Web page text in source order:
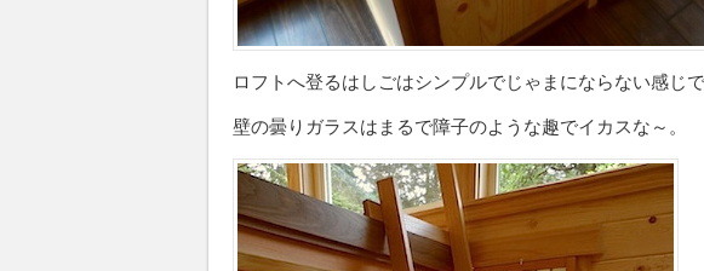
ロフトへ登るはしごはシンプルでじゃまにならない感じで
壁の曇りガラスはまるで障子のような趣でイカスな～。